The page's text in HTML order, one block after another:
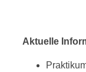
Aktuelle